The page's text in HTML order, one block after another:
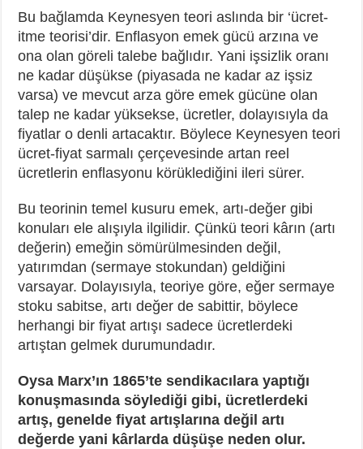
Bu bağlamda Keynesyen teori aslında bir ‘ücret-
itme teorisi’dir. Enflasyon emek gücü arzına ve
ona olan göreli talebe bağlıdır. Yani işsizlik oranı
ne kadar düşükse (piyasada ne kadar az işsiz
varsa) ve mevcut arza göre emek gücüne olan
talep ne kadar yüksekse, ücretler, dolayısıyla da
fiyatlar o denli artacaktır. Böylece Keynesyen teori
ücret-fiyat sarmalı çerçevesinde artan reel
ücretlerin enflasyonu körüklediğini ileri sürer.
Bu teorinin temel kusuru emek, artı-değer gibi
konuları ele alışıyla ilgilidir. Çünkü teori kârın (artı
değerin) emeğin sömürülmesinden değil,
yatırımdan (sermaye stokundan) geldiğini
varsayar. Dolayısıyla, teoriye göre, eğer sermaye
stoku sabitse, artı değer de sabittir, böylece
herhangi bir fiyat artışı sadece ücretlerdeki
artıştan gelmek durumundadır.
Oysa Marx’ın 1865’te sendikacılara yaptığı
konuşmasında söylediği gibi, ücretlerdeki
artış, genelde fiyat artışlarına değil artı
değerde yani kârlarda düşüşe neden olur.